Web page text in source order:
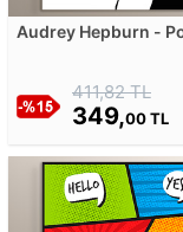
Audrey Hepburn -
411,82 TL
349,00 TL